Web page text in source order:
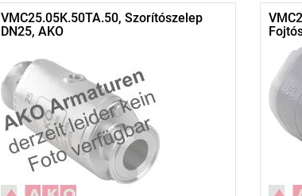
VMC25.05K.50TA.50, Szorítószelep
DN25, AKO